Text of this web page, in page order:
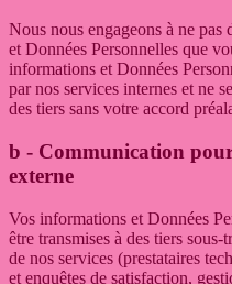
Nous nous engageons à ne
et Données Personnelles que
informations et Données
par nos services internes et ne
des tiers sans votre accord
b - Communication
externe
Vos informations et Données
être transmises à des tiers
de nos services (prestataires
et enquêtes de satisfaction,